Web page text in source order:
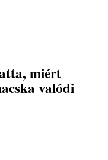
miért
valódi